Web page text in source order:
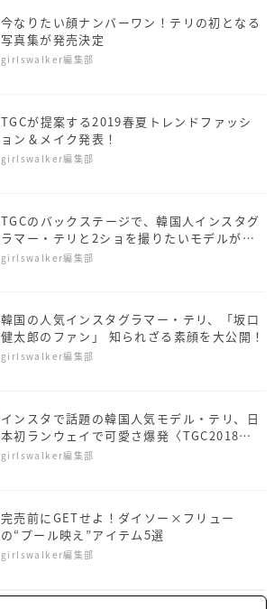
今なりたい顔ナンバーワン！テリの初となる
写真集が発売決定
girlswalker編集部
TGCが提案する2019春夏トレンドファッシ
ョン＆メイク発表！
girlswalker編集部
TGCのバックステージで、韓国人インスタグ
ラマー・テリと2ショを撮りたいモデルが続
出!?
girlswalker編集部
韓国の人気インスタグラマー・テリ、「坂口
健太郎のファン」 知られざる素顔を大公開！
girlswalker編集部
インスタで話題の韓国人気モデル・テリ、日
本初ランウェイで可愛さ爆発〈TGC2018
A/W〉
girlswalker編集部
完売前にGETせよ！ダイソー×フリュー
の“プール映え”アイテム5選
girlswalker編集部